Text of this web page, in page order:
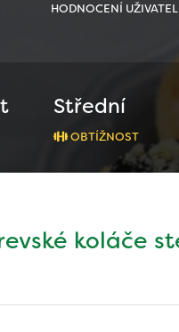
HODNOCENÍ
Střední
OBTÍŽNOST
koláče